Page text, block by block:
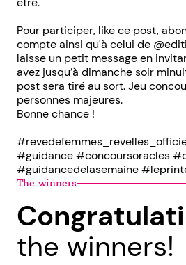
Pour participer, like ce post,
compte ainsi qu'à celui de
laisse un petit message en
avez jusqu’à dimanche soir
post sera tiré au sort. Jeu
personnes majeures.
Bonne chance !
#guidance #concoursoracles
#guidancedelasemaine
The winners
the winners!